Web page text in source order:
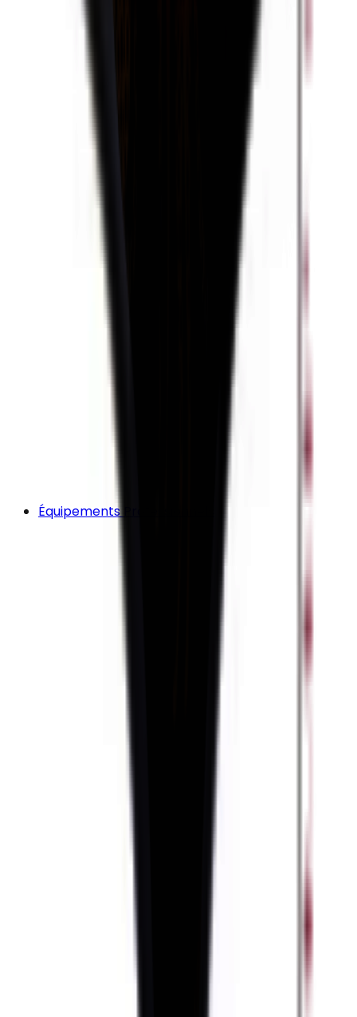
Équipements Professionnels